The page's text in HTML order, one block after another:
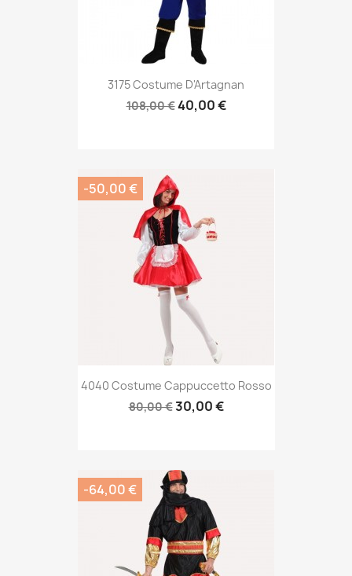
3175 Costume D'Artagnan
108,00 €40,00 €
4040 Costume Cappuccetto Rosso
80,00 €30,00 €
-50,00 €
-64,00 €